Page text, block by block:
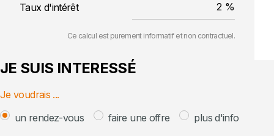
Taux d'intérêt
Ce calcul est purement informatif et non contractuel.
JE SUIS INTERESSÉ
Je voudrais ...
un rendez-vous
faire une offre plus d'info